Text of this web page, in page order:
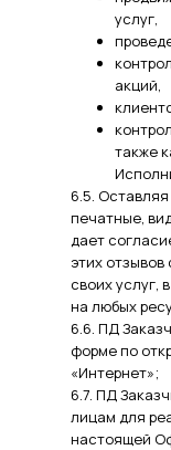
услуг,
акций,
также
6.5.
печатные,
дает
этих
своих услуг,
на любых
6.6. ПД
форме по
«Интернет»;
6.7. ПД
лицам для
настоящей